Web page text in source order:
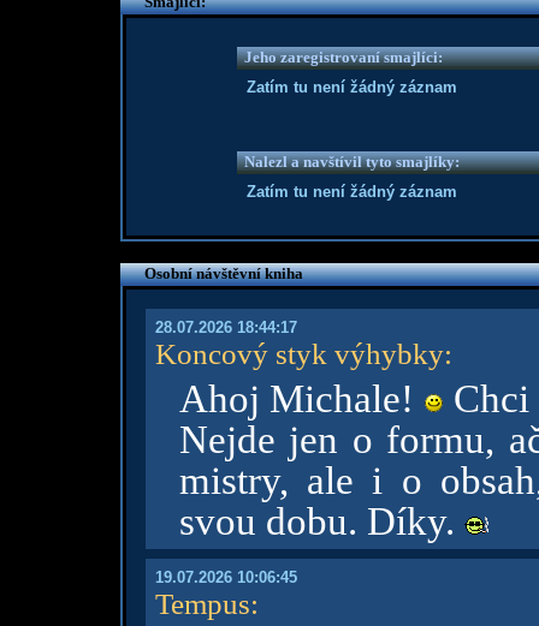
Jeho zaregistrovaní smajlíci:
Zatím tu není žádný záznam
Nalezl a navštívil tyto smajlíky:
Zatím tu není žádný záznam
Osobní návštěvní kniha
28.07.2026 18:44:17
Koncový styk výhybky:
Ahoj Michale!
Chci
Nejde jen o formu,
mistry, ale i o
svou dobu. Díky.
19.07.2026 10:06:45
Tempus: